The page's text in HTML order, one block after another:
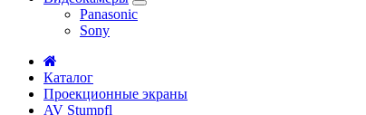
Panasonic
Sony
Каталог
Проекционные экраны
AV Stumpfl